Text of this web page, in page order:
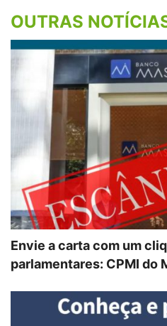
OUTRAS
Envie a carta com um
parlamentares: CPMI do